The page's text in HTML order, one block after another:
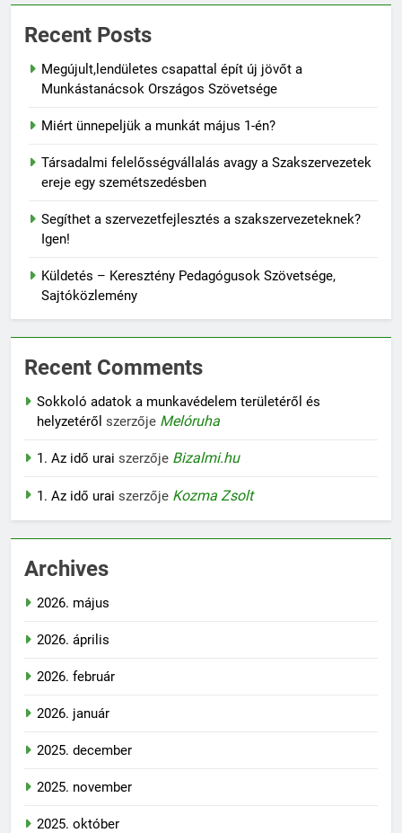
Recent Posts
Megújult,lendületes csapattal épít új jövőt a
Munkástanácsok Országos Szövetsége
Miért ünnepeljük a munkát május 1-én?
Társadalmi felelősségvállalás avagy a Szakszervezetek
ereje egy szemétszedésben
Segíthet a szervezetfejlesztés a szakszervezeteknek?
Igen!
Küldetés – Keresztény Pedagógusok Szövetsége,
Sajtóközlemény
Recent Comments
Sokkoló adatok a munkavédelem területéről és
helyzetéről szerzője Melóruha
1. Az idő urai szerzője Bizalmi.hu
1. Az idő urai szerzője Kozma Zsolt
Archives
2026. május
2026. április
2026. február
2026. január
2025. december
2025. november
2025. október